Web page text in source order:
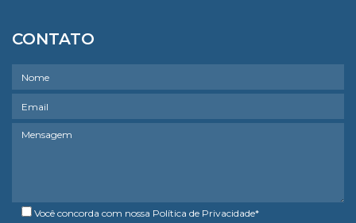
CONTATO
Você concorda com nossa Política de Privacidade*